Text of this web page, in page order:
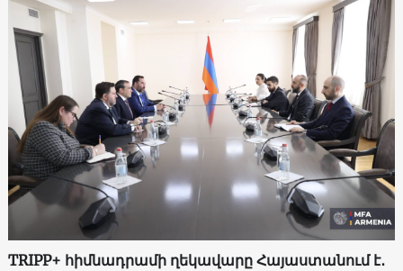
TRIPP+ հիմնադրամի ղեկավարը Հայաստանում է․